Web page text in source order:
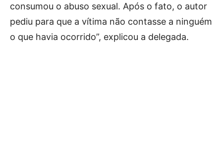
consumou o abuso sexual. Após o fato, o autor
pediu para que a vítima não contasse a ninguém
o que havia ocorrido”, explicou a delegada.